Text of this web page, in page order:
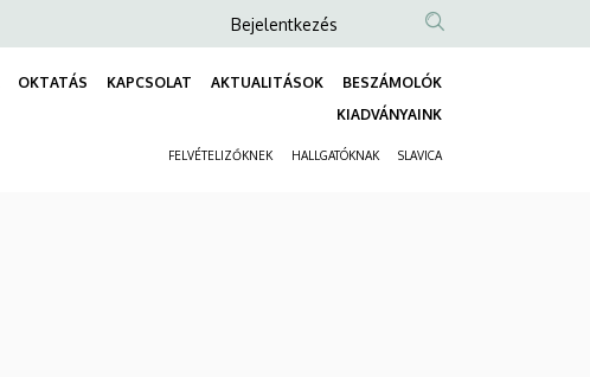
Anonim
fiók
Bejelentkezés
OKTATÁS KAPCSOLAT AKTUALITÁSOK
BESZÁMOLÓK
KIADVÁNYAINK
FELVÉTELIZŐKNEK HALLGATÓKNAK SLAVICA